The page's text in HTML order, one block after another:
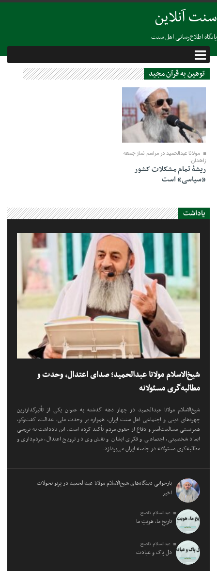
سنت آنلاین
پایگاه اطلاع‌رسانی اهل سنت
توهین به قرآن مجید
22 جولای 2023
مولانا عبدالحمید در مراسم نماز جمعه
زاهدان:
ریشۀ تمام مشکلات کشور
«سیاسی» است
یاداشت
شیخ‌الاسلام مولانا عبدالحمید؛ صدای اعتدال، وحدت و
مطالبه‌گری مسئولانه
شیخ‌الاسلام مولانا عبدالحمید در چهار دهه گذشته به عنوان یکی از تأثیرگذارترین
چهره‌های دینی و اجتماعی اهل سنت ایران، همواره بر وحدت ملی، عدالت، گفت‌وگو،
همزیستی مسالمت‌آمیز و دفاع از حقوق مردم تأکید کرده است. این یادداشت به بررسی
ابعاد شخصیتی، اجتماعی و فکری ایشان و نقش وی در ترویج اعتدال، مردم‌داری و
مطالبه‌گری مسئولانه در جامعه ایران می‌پردازد.
بازخوانی دیدگاه‌های شیخ‌الاسلام مولانا عبدالحمید در پرتو تحولات
اخیر
عبدالسلام ناصح
تاریخِ ما، هویتِ ما
عبدالسلام ناصح
دل پاک و عبادت